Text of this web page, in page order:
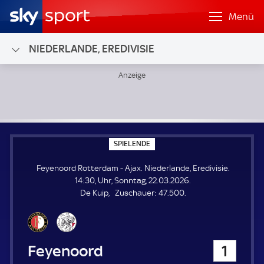
Menü
NIEDERLANDE, EREDIVISIE
SPIELENDE
P
E
L
E
N
Feyenoord Rotterdam - Ajax. Niederlande, Eredivisie.
14:30, Uhr, Sonntag, 22.03.2026.
De Kuip
Zuschauer: Z
47.500.
Feyenoord Rotterdam 1